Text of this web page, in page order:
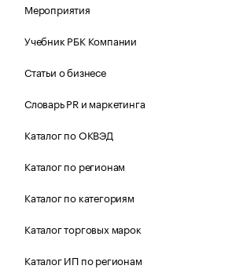
Мероприятия
Учебник РБК Компании
Статьи о бизнесе
Словарь PR и маркетинга
Каталог по ОКВЭД
Каталог по регионам
Каталог по категориям
Каталог торговых марок
Каталог ИП по регионам